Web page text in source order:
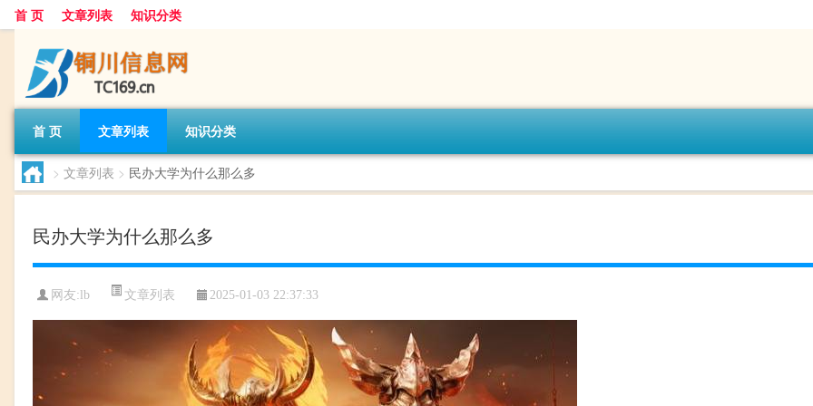
首 页 文章列表 知识分类
首 页 文章列表 知识分类
> 文章列表 > 民办大学为什么那么多
民办大学为什么那么多
网友: lb 文章列表 2025-01-03 22:37:33